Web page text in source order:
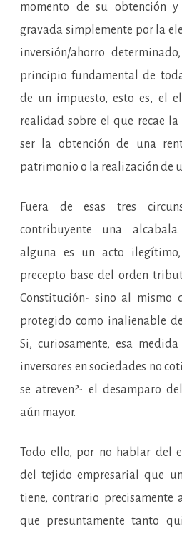
momento de su obtención
gravada simplemente por la
inversión/ahorro
principio fundamental de
de un impuesto, esto es, el
realidad sobre el que recae
ser la obtención de una
patrimonio o la realización de
Fuera de esas tres
contribuyente una
alguna es un acto
precepto base del orden
Constitución- sino al mismo
protegido como inalienable
Si, curiosamente, esa
inversores en sociedades no
se atreven?- el desamparo
aún mayor.
Todo ello, por no hablar del
del tejido empresarial que
tiene, contrario precisamente
que presuntamente tanto